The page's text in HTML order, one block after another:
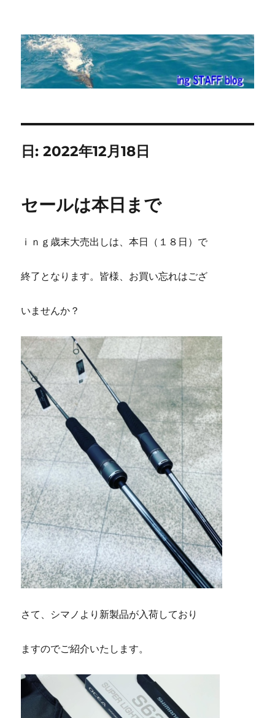
ing STAFF blog
日:2022年12月18日
セールは本日まで
ｉｎｇ歳末大売出しは、本日（１８日）で
終了となります。皆様、お買い忘れはござ
いませんか？
さて、シマノより新製品が入荷しており
ますのでご紹介いたします。